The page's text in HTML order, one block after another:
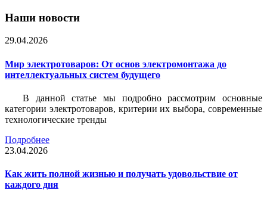
Наши новости
29.04.2026
Мир электротоваров: От основ электромонтажа до
интеллектуальных систем будущего
В данной статье мы подробно рассмотрим основные
категории электротоваров, критерии их выбора, современные
технологические тренды
Подробнее
23.04.2026
Как жить полной жизнью и получать удовольствие от
каждого дня